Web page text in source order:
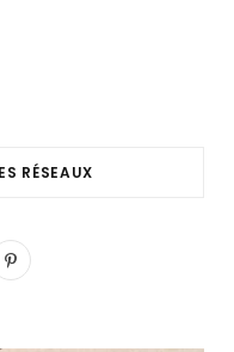
RÉSEAUX
P